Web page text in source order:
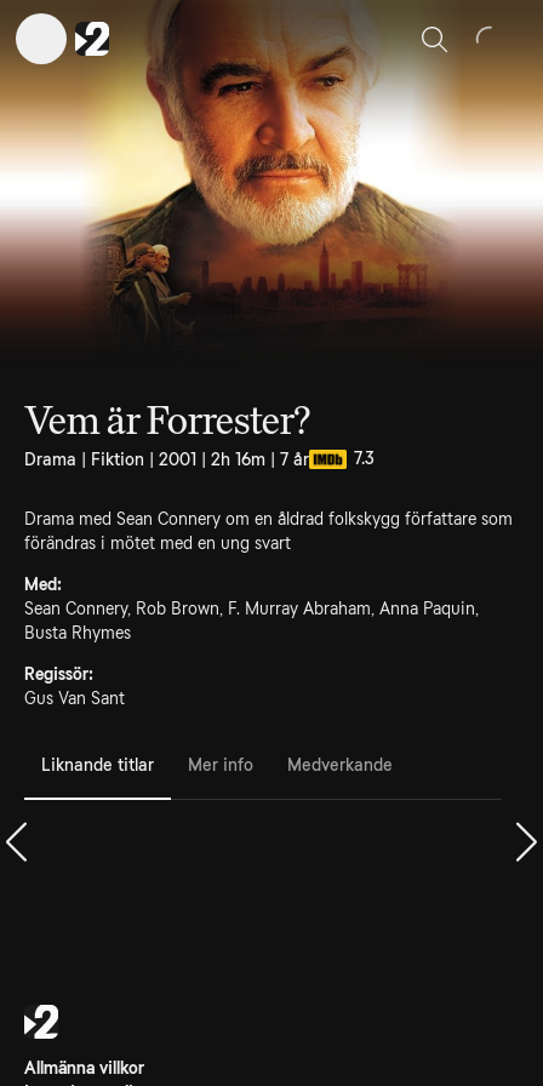
Sök
Vem är Forrester?
Drama | Fiktion | 2001 | 2h 16m | 7 år 7.3
Drama med Sean Connery om en åldrad folkskygg författare som
förändras i mötet med en ung svart
Med:
Sean Connery, Rob Brown, F. Murray Abraham, Anna Paquin,
Busta Rhymes
Regissör:
Gus Van Sant
Liknande titlar Mer info Medverkande
Allmänna villkor